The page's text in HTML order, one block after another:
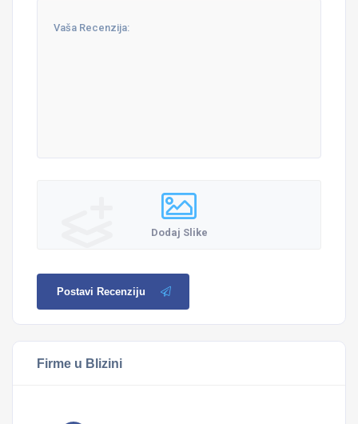
Dodaj Slike
Postavi Recenziju
Firme u Blizini